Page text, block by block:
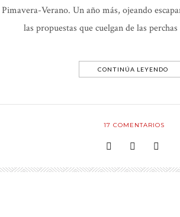
Pimavera-Verano. Un año más, ojeando
las propuestas que cuelgan de las
CONTINÚA LEYENDO
17 COMENTARIOS